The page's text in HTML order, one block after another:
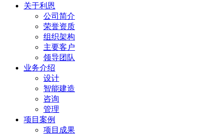
关于利恩
公司简介
荣誉资质
组织架构
主要客户
领导团队
业务介绍
设计
智能建造
咨询
管理
项目案例
项目成果